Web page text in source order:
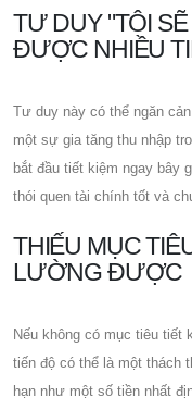
TƯ DUY "TÔI SẼ
ĐƯỢC NHIỀU
Tư duy này có thể ngăn
một sự gia tăng thu nhập
bắt đầu tiết kiệm ngay bây
thói quen tài chính tốt và
THIẾU MỤC
LƯỜNG ĐƯỢC
Nếu không có mục tiêu tiết
tiến độ có thể là một thách
hạn như một số tiền nhất